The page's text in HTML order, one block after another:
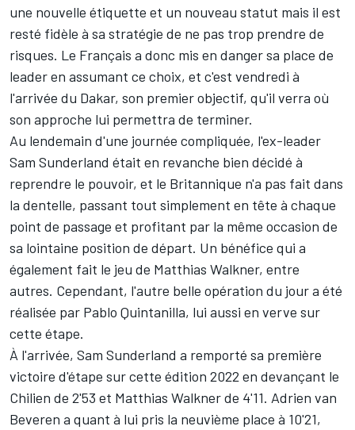
une nouvelle étiquette et un nouveau statut mais il est
resté fidèle à sa stratégie de ne pas trop prendre de
risques. Le Français a donc mis en danger sa place de
leader en assumant ce choix, et c'est vendredi à
l'arrivée du Dakar, son premier objectif, qu'il verra où
son approche lui permettra de terminer.
Au lendemain d'une journée compliquée, l'ex-leader
Sam Sunderland était en revanche bien décidé à
reprendre le pouvoir, et le Britannique n'a pas fait dans
la dentelle, passant tout simplement en tête à chaque
point de passage et profitant par la même occasion de
sa lointaine position de départ. Un bénéfice qui a
également fait le jeu de Matthias Walkner, entre
autres. Cependant, l'autre belle opération du jour a été
réalisée par Pablo Quintanilla, lui aussi en verve sur
cette étape.
À l'arrivée, Sam Sunderland a remporté sa première
victoire d'étape sur cette édition 2022 en devançant le
Chilien de 2'53 et Matthias Walkner de 4'11. Adrien van
Beveren a quant à lui pris la neuvième place à 10'21,